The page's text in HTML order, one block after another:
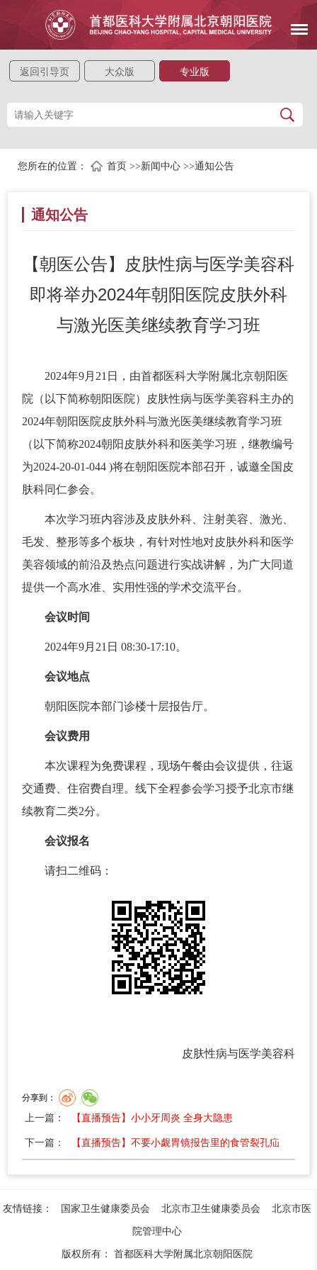
返回引导页 大众版 专业版
您所在的位置： 首页 >>新闻中心 >>通知公告
通知公告
【朝医公告】皮肤性病与医学美容科
即将举办2024年朝阳医院皮肤外科
与激光医美继续教育学习班
2024年9月21日，由首都医科大学附属北京朝阳医
院（以下简称朝阳医院）皮肤性病与医学美容科主办的
2024年朝阳医院皮肤外科与激光医美继续教育学习班
（以下简称2024朝阳皮肤外科和医美学习班，继教编号
为2024-20-01-044 )将在朝阳医院本部召开，诚邀全国皮
肤科同仁参会。
本次学习班内容涉及皮肤外科、注射美容、激光、
毛发、整形等多个板块，有针对性地对皮肤外科和医学
美容领域的前沿及热点问题进行实战讲解，为广大同道
提供一个高水准、实用性强的学术交流平台。
会议时间
2024年9月21日 08:30-17:10。
会议地点
朝阳医院本部门诊楼十层报告厅。
会议费用
本次课程为免费课程，现场午餐由会议提供，往返
交通费、住宿费自理。线下全程参会学习授予北京市继
续教育二类2分。
会议报名
请扫二维码：
皮肤性病与医学美容科
分享到：
上一篇： 【直播预告】小小牙周炎 全身大隐患
下一篇： 【直播预告】不要小觑胃镜报告里的食管裂孔疝
友情链接： 国家卫生健康委员会 北京市卫生健康委员会
北京市医
院管理中心
版权所有： 首都医科大学附属北京朝阳医院